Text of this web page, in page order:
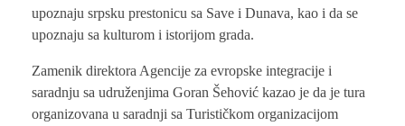
upoznaju srpsku prestonicu sa Save i Dunava, kao i da se
upoznaju sa kulturom i istorijom grada.
Zamenik direktora Agencije za evropske integracije i
saradnju sa udruženjima Goran Šehović kazao je da je tura
organizovana u saradnji sa Turističkom organizacijom